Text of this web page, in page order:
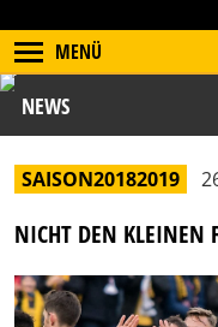
MENÜ
NEWS
SAISON20182019
NICHT DEN KLEINEN